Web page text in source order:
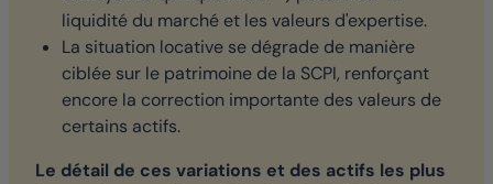
liquidité du marché et les valeurs d'expertise.
La situation locative se dégrade de manière
ciblée sur le patrimoine de la SCPI, renforçant
encore la correction importante des valeurs de
certains actifs.
Le détail de ces variations et des actifs les plus